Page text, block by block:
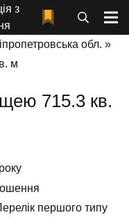
з
обл. »
м
715.3 кв.
першого типу